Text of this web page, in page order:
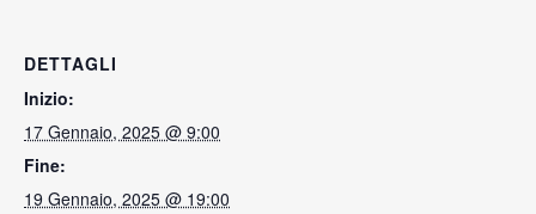
DETTAGLI
Inizio:
17 Gennaio, 2025 @ 9:00
Fine:
19 Gennaio, 2025 @ 19:00